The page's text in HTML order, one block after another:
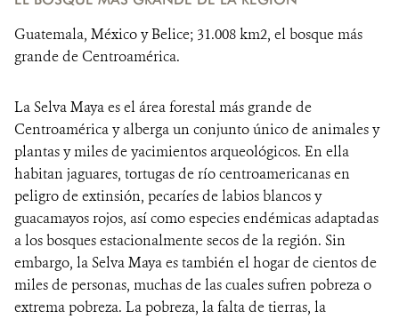
Guatemala, México y Belice; 31.008 km2, el bosque más
grande de Centroamérica.
La Selva Maya es el área forestal más grande de
Centroamérica y alberga un conjunto único de animales y
plantas y miles de yacimientos arqueológicos. En ella
habitan jaguares, tortugas de río centroamericanas en
peligro de extinsión, pecaríes de labios blancos y
guacamayos rojos, así como especies endémicas adaptadas
a los bosques estacionalmente secos de la región. Sin
embargo, la Selva Maya es también el hogar de cientos de
miles de personas, muchas de las cuales sufren pobreza o
extrema pobreza. La pobreza, la falta de tierras, la